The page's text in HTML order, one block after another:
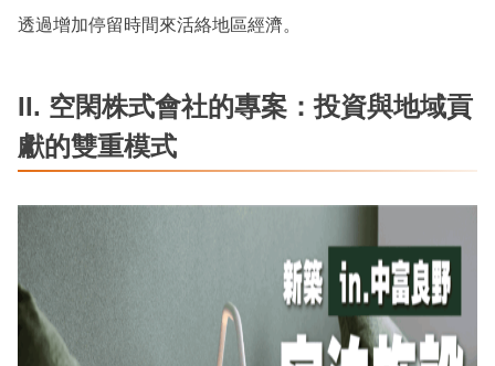
透過增加停留時間來活絡地區經濟。
II. 空閑株式會社的專案：投資與地域貢
獻的雙重模式